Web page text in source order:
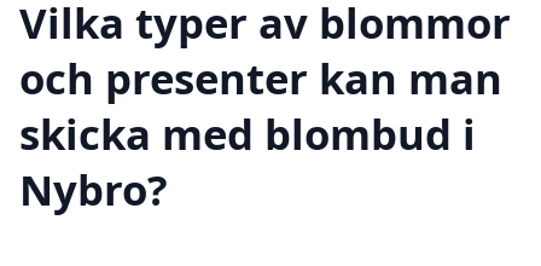
Vilka typer av blommor
och presenter kan man
skicka med blombud i
Nybro?